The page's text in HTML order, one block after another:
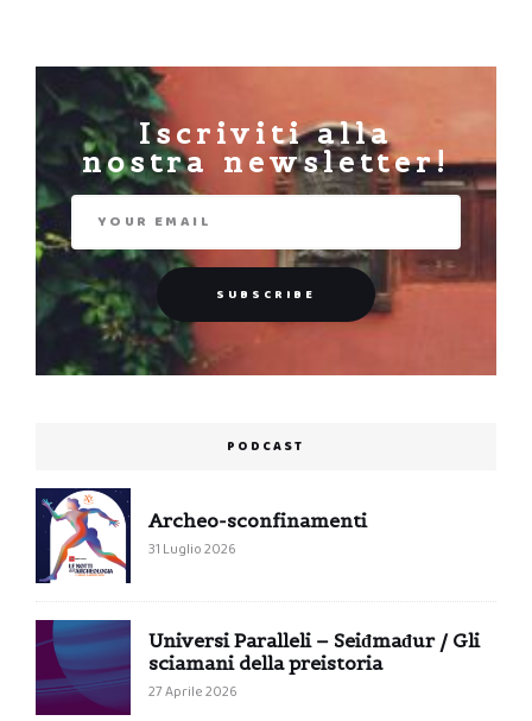
Iscriviti alla
nostra newsletter!
PODCAST
Archeo-sconfinamenti
31 Luglio 2026
Universi Paralleli – Seiđmađur / Gli
sciamani della preistoria
27 Aprile 2026